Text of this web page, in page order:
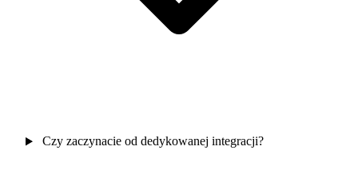
Czy zaczynacie od dedykowanej integracji?